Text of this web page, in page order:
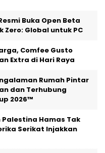
Buka Open Beta
Zero: Global untuk PC
Comfee Gusto
Extra di Hari Raya
Rumah Pintar
dan Terhubung
2026™
Hamas Tak
Serikat Injakkan